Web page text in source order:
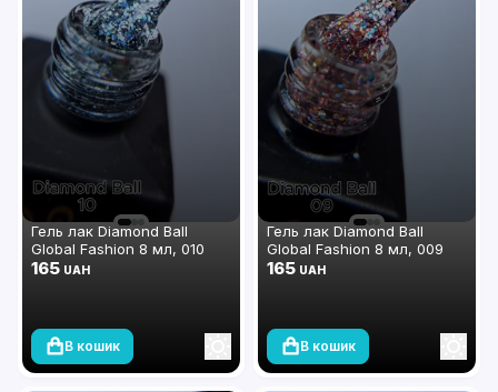
Гель лак Diamond Ball
Global Fashion 8 мл, 010
165 UAH
В кошик
Гель лак Diamond Ball
Global Fashion 8 мл, 009
165 UAH
В кошик